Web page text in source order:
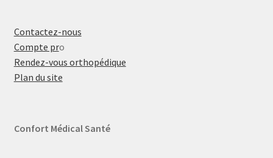
Contactez-nous
Compte pro
Rendez-vous orthopédique
Plan du site
Confort Médical Santé